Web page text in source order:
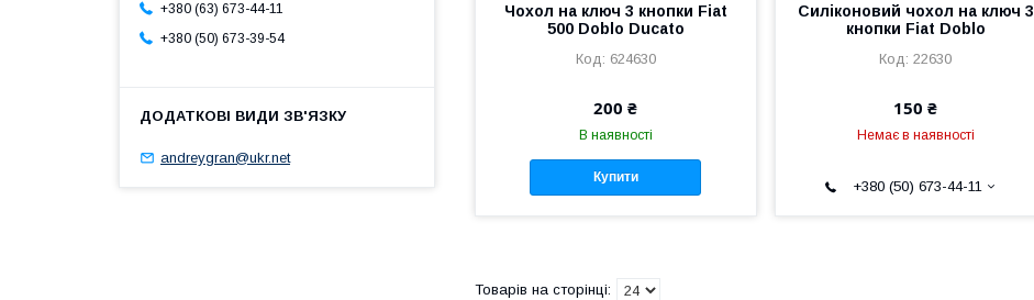
Чохол на ключ 3 кнопки Fiat
500 Doblo Ducato
624630
200 ₴
В наявності
Купити
Силіконовий чохол на ключ 3
кнопки Fiat Doblo
22630
150 ₴
Немає в наявності
+380 (50) 673-44-11
+380 (63) 673-44-11
+380 (50) 673-39-54
andreygran@ukr.net